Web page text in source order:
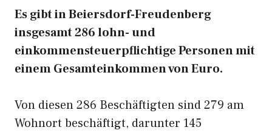
Es gibt in Beiersdorf-Freudenberg
insgesamt 286 lohn- und
einkommensteuerpflichtige Personen mit
einem Gesamteinkommen von Euro.
Von diesen 286 Beschäftigten sind 279 am
Wohnort beschäftigt, darunter 145